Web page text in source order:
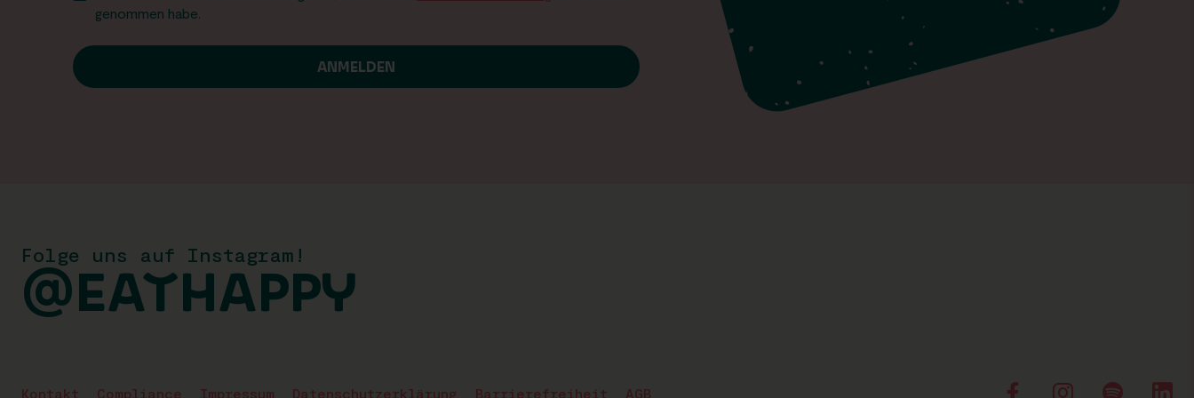
genommen habe.
Folge uns auf Instagram!
@EATHAPPY
Kontakt Compliance Impressum Datenschutzerklärung Barrierefreiheit AGB